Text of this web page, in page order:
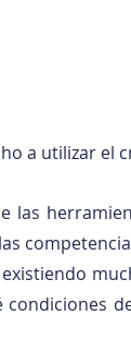
a utilizar el
las